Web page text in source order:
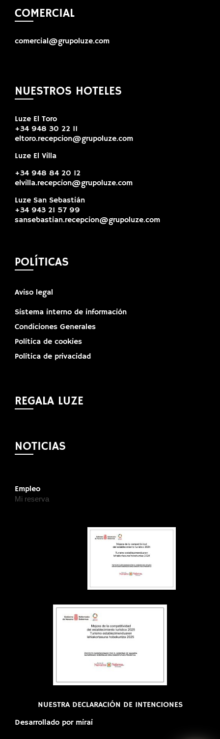
COMERCIAL
comercial@grupoluze.com
NUESTROS HOTELES
Luze El Toro
+34 948 30 22 11
eltoro.recepcion@grupoluze.com
Luze El Villa
+34 948 84 20 12
elvilla.recepcion@grupoluze.com
Luze San Sebastián
+34 943 21 57 99
sansebastian.recepcion@grupoluze.com
POLÍTICAS
Aviso legal
Sistema interno de información
Condiciones Generales
Política de cookies
Política de privacidad
REGALA LUZE
NOTICIAS
Empleo
Mi reserva
NUESTRA DECLARACIÓN DE INTENCIONES
Desarrollado por mirai